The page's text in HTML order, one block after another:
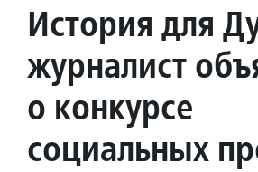
История для
журналист
о конкурсе
социальных